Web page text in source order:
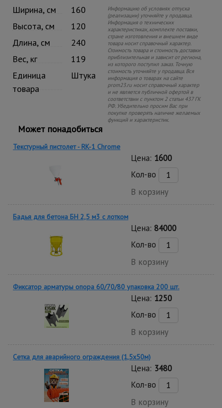
Ширина, см
160
Высота, см
120
Длина, см
240
Вес, кг
119
Единица
товара
Штука
Информацию об условиях отпуска
(реализации) уточняйте у продавца.
Информация о технических
характеристиках, комплекте поставки,
стране изготовления и внешнем виде
товара носит справочный характер.
Стоимость товара и стоимость доставки
приблизительная и зависит от региона,
из которого поступил заказ. Точную
стоимость уточняйте у продавца. Вся
информация о товарах на сайте
prom23.ru носит справочный характер
и не является публичной офертой в
соответствии с пунктом 2 статьи 437 ГК
РФ. Убедительно просим Вас при
покупке проверять наличие желаемых
функций и характеристик.
Может понадобиться
Текстурный пистолет - RK-1 Chrome
Цена: 1600
Кол-во
В корзину
Бадья для бетона БН 2,5 м3 с лотком
Цена: 84000
Кол-во
В корзину
Фиксатор арматуры опора 60/70/80 упаковка 200 шт.
Цена: 1250
Кол-во
В корзину
Сетка для аварийного ограждения (1,5х50м)
Цена: 3480
Кол-во
В корзину